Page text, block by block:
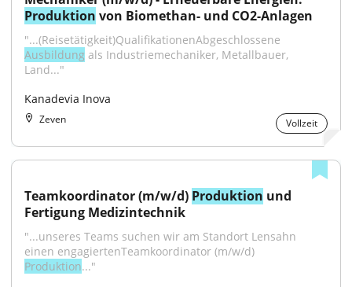
Produktion von Biomethan- und CO2-Anlagen
Ausbildung als Industriemechaniker, Metallbauer,
Land..."
Kanadevia Inova
Zeven Vollzeit
Teamkoordinator (m/w/d) Produktion und
Fertigung Medizintechnik
"...unseres Teams suchen wir am Standort Lensahn
Produktion..."